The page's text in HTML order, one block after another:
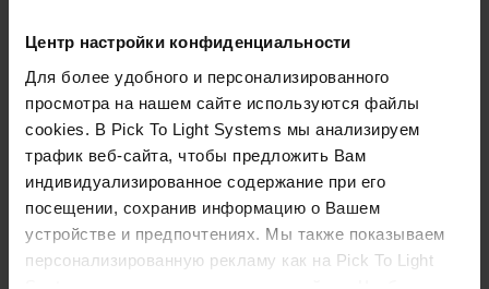
Центр настройки конфиденциальности
Для более удобного и персонализированного
просмотра на нашем сайте используются файлы
cookies. В Pick To Light Systems мы анализируем
трафик веб-сайта, чтобы предложить Вам
индивидуализированное содержание при его
посещении, сохранив информацию о Вашем
устройстве и предпочтениях. Мы также показываем
персонализированную рекламу как на Pick To Light
сортировку.
Дисплеи визуально (Light) направляют оператора к тем
местам, куда необходимо поместить (Put) единицы
хранения для каждого заказа или линии отбора.
С такой системой у Portico есть возможность обслуживать
линии отбора до 1500 раз в час, что увеличивает ее